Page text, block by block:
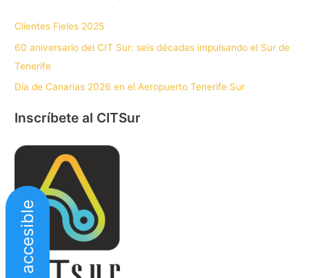
Clientes Fieles 2025
60 aniversario del CIT Sur: seis décadas impulsando el Sur de
Tenerife
Día de Canarias 2026 en el Aeropuerto Tenerife Sur
Inscríbete al CITSur